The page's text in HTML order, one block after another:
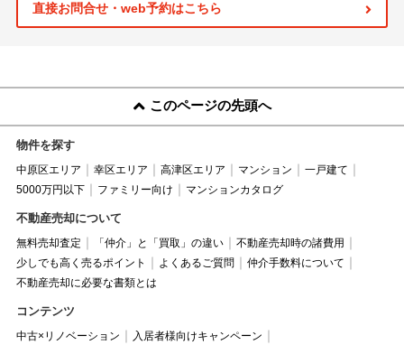
直接お問合せ・web予約はこちら
このページの先頭へ
物件を探す
中原区エリア 幸区エリア 高津区エリア マンション
一戸建て
5000万円以下
ファミリー向け マンションカタログ
不動産売却について
無料売却査定 「仲介」と「買取」の違い
不動産売却時の諸費用
少しでも高く売るポイント
よくあるご質問
仲介手数料について
不動産売却に必要な書類とは
コンテンツ
中古×リノベーション
入居者様向けキャンペーン